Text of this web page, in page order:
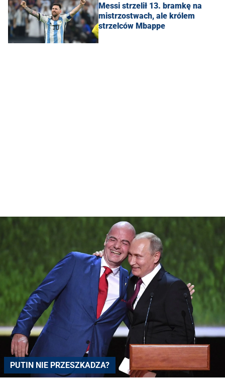
Messi strzelił 13. bramkę na
mistrzostwach, ale królem
strzelców Mbappe
PUTIN NIE PRZESZKADZA?